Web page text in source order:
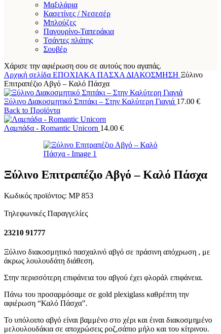
Μαξιλάρια
Κασετίνες / Νεσεσέρ
Μπλούζες
Παγουρίνο-Ταπεράκια
Τσάντες πλάτης
Σουβέρ
Χάρισε την αφιέρωση σου σε αυτούς που αγαπάς.
Αρχική σελίδα ΕΠΟΧΙΑΚΑ ΠΑΣΧΑ ΔΙΑΚΟΣΜΗΣΗ Ξύλινο
Επιτραπέζιο Αβγό – Καλό Πάσχα
Ξύλινο Διακοσμητικό Σπιτάκι – Στην Καλύτερη Γιαγιά 17.00 €
Back to Προϊόντα
Λαμπάδα - Romantic Unicorn 14.00 €
Ξύλινο Επιτραπέζιο Αβγό – Καλό Πάσχα
Κωδικός προϊόντος: MP 853
Τηλεφωνικές Παραγγελίες
23210 91777
Ξύλινο διακοσμητικό πασχαλινό αβγό σε πράσινη απόχρωση , με
άκρως λουλουδάτη διάθεση.
Στην περισσότερη επιφάνεια του αβγού έχει φλοράλ επιφάνεια.
Πάνω του προσαρμόσαμε σε gold plexiglass καθρέπτη την
αφιέρωση “Καλό Πάσχα”.
Το υπόλοιπο αβγό είναι βαμμένο στο χέρι και έιναι διακοσμημένο
μελουλουδάκια σε αποχρώσεις ροζ,σάπιο μήλο και του κίτρινου.